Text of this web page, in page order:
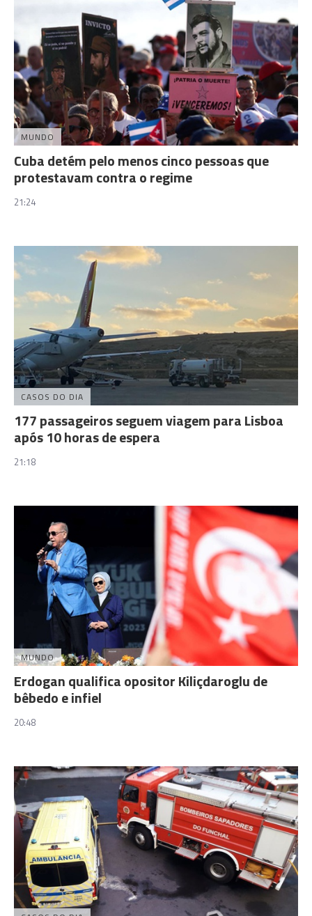
MUNDO
Cuba detém pelo menos cinco pessoas que
protestavam contra o regime
21:24
CASOS DO DIA
177 passageiros seguem viagem para Lisboa
após 10 horas de espera
21:18
MUNDO
Erdogan qualifica opositor Kiliçdaroglu de
bêbedo e infiel
20:48